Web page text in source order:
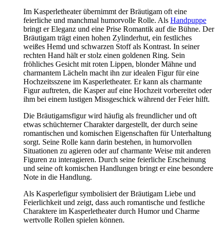
Im Kasperletheater übernimmt der Bräutigam oft eine
feierliche und manchmal humorvolle Rolle. Als Handpuppe
bringt er Eleganz und eine Prise Romantik auf die Bühne. Der
Bräutigam trägt einen hohen Zylinderhut, ein festliches
weißes Hemd und schwarzen Stoff als Kontrast. In seiner
rechten Hand hält er stolz einen goldenen Ring. Sein
fröhliches Gesicht mit roten Lippen, blonder Mähne und
charmantem Lächeln macht ihn zur idealen Figur für eine
Hochzeitsszene im Kasperletheater. Er kann als charmante
Figur auftreten, die Kasper auf eine Hochzeit vorbereitet oder
ihm bei einem lustigen Missgeschick während der Feier hilft.
Die Bräutigamsfigur wird häufig als freundlicher und oft
etwas schüchterner Charakter dargestellt, der durch seine
romantischen und komischen Eigenschaften für Unterhaltung
sorgt. Seine Rolle kann darin bestehen, in humorvollen
Situationen zu agieren oder auf charmante Weise mit anderen
Figuren zu interagieren. Durch seine feierliche Erscheinung
und seine oft komischen Handlungen bringt er eine besondere
Note in die Handlung.
Als Kasperlefigur symbolisiert der Bräutigam Liebe und
Feierlichkeit und zeigt, dass auch romantische und festliche
Charaktere im Kasperletheater durch Humor und Charme
wertvolle Rollen spielen können.